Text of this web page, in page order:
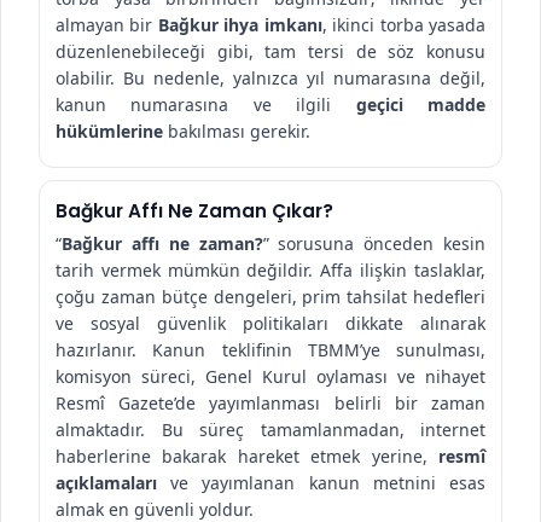
almayan bir Bağkur ihya imkanı, ikinci torba yasada
düzenlenebileceği gibi, tam tersi de söz konusu
olabilir. Bu nedenle, yalnızca yıl numarasına değil,
kanun numarasına ve ilgili geçici madde
hükümlerine bakılması gerekir.
Bağkur Affı Ne Zaman Çıkar?
“Bağkur affı ne zaman?” sorusuna önceden kesin
tarih vermek mümkün değildir. Affa ilişkin taslaklar,
çoğu zaman bütçe dengeleri, prim tahsilat hedefleri
ve sosyal güvenlik politikaları dikkate alınarak
hazırlanır. Kanun teklifinin TBMM’ye sunulması,
komisyon süreci, Genel Kurul oylaması ve nihayet
Resmî Gazete’de yayımlanması belirli bir zaman
almaktadır. Bu süreç tamamlanmadan, internet
haberlerine bakarak hareket etmek yerine, resmî
açıklamaları ve yayımlanan kanun metnini esas
almak en güvenli yoldur.